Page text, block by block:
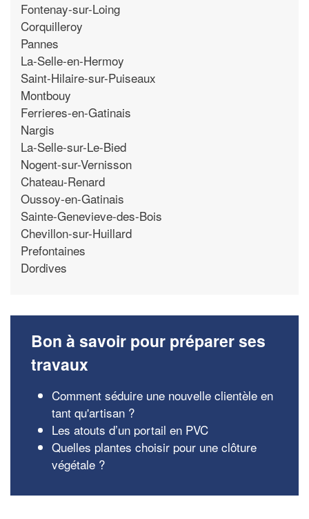
Fontenay-sur-Loing
Corquilleroy
Pannes
La-Selle-en-Hermoy
Saint-Hilaire-sur-Puiseaux
Montbouy
Ferrieres-en-Gatinais
Nargis
La-Selle-sur-Le-Bied
Nogent-sur-Vernisson
Chateau-Renard
Oussoy-en-Gatinais
Sainte-Genevieve-des-Bois
Chevillon-sur-Huillard
Prefontaines
Dordives
Bon à savoir pour préparer ses
travaux
Comment séduire une nouvelle clientèle en
tant qu'artisan ?
Les atouts d’un portail en PVC
Quelles plantes choisir pour une clôture
végétale ?